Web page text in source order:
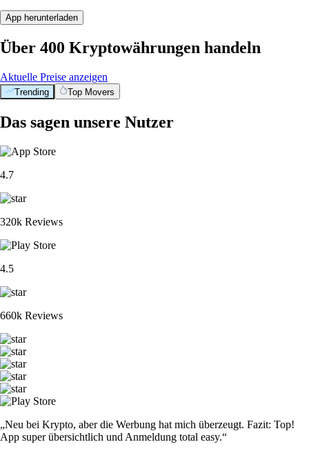
App herunterladen
Über 400 Kryptowährungen handeln
Aktuelle Preise anzeigen
Trending Top Movers
Das sagen unsere Nutzer
4.7
320k Reviews
4.5
660k Reviews
„Neu bei Krypto, aber die Werbung hat mich überzeugt. Fazit: Top!
App super übersichtlich und Anmeldung total easy.“